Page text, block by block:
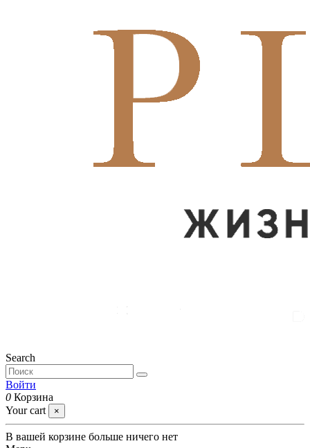
Search
Войти
0 Корзина
Your cart
×
В вашей корзине больше ничего нет